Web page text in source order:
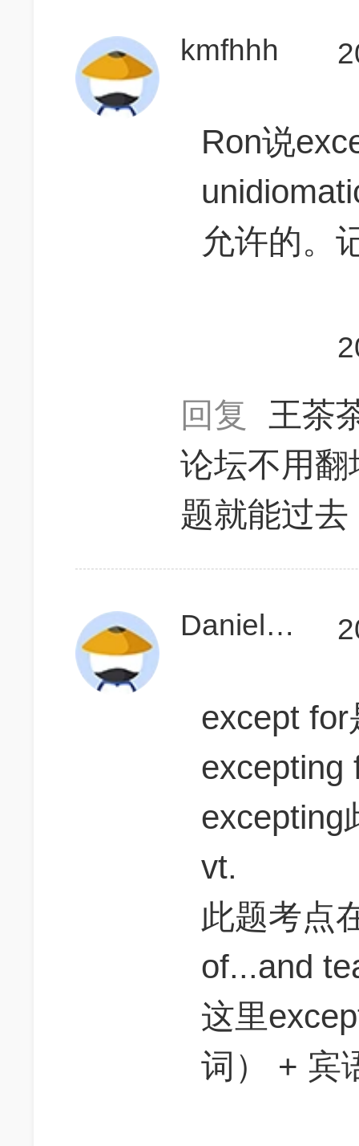
kmfhhh
Ron说
允许的。
回复
王茶
论坛不用
题就能过去
Daniel蛋扭
except
excepting
excepting
vt.
此题考点
of...and
这里
词） + 宾